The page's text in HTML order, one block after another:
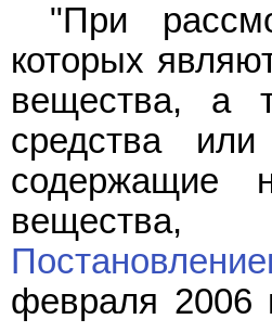
"При
которых
вещества, а
средства
содержащие
вещества,
февраля 2006